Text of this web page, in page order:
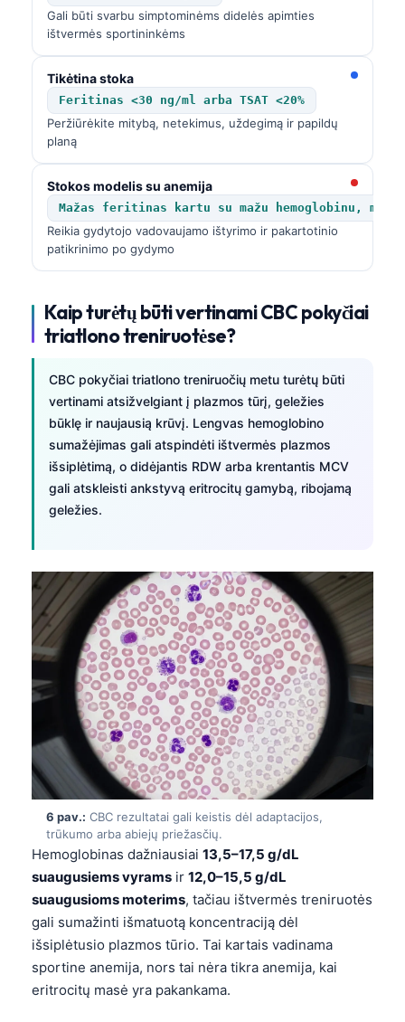
Gali būti svarbu simptominėms didelės apimties
ištvermės sportininkėms
Tikėtina stoka
Feritinas <30 ng/ml arba TSAT <20%
Peržiūrėkite mitybą, netekimus, uždegimą ir papildų
planą
Stokos modelis su anemija
Mažas feritinas kartu su mažu hemoglobinu, mažu
Reikia gydytojo vadovaujamo ištyrimo ir pakartotinio
patikrinimo po gydymo
Kaip turėtų būti vertinami CBC pokyčiai
triatlono treniruotėse?
CBC pokyčiai triatlono treniruočių metu turėtų būti
vertinami atsižvelgiant į plazmos tūrį, geležies
būklę ir naujausią krūvį. Lengvas hemoglobino
sumažėjimas gali atspindėti ištvermės plazmos
išsiplėtimą, o didėjantis RDW arba krentantis MCV
gali atskleisti ankstyvą eritrocitų gamybą, ribojamą
geležies.
6 pav.: CBC rezultatai gali keistis dėl adaptacijos,
trūkumo arba abiejų priežasčių.
Hemoglobinas dažniausiai 13,5–17,5 g/dL
suaugusiems vyrams ir 12,0–15,5 g/dL
suaugusioms moterims, tačiau ištvermės treniruotės
gali sumažinti išmatuotą koncentraciją dėl
išsiplėtusio plazmos tūrio. Tai kartais vadinama
sportine anemija, nors tai nėra tikra anemija, kai
eritrocitų masė yra pakankama.
日本語
Čeština
ქართული
Русский
Polski
한국어
Slovenščina
Magyar
Shqip
বাংলা
اردو
मराठी
తెలుగు
தமிழ்
ગુજરાતી
Bahasa Melayu
Tiếng Việt
Tagalog
ไทย
ဗမာစာ
ភាសាខ្មែរ
Kiswahili
Українська
O‘zbekcha
Català
Қазақ тілі
Hrvatski
Slovenčina
پښتو